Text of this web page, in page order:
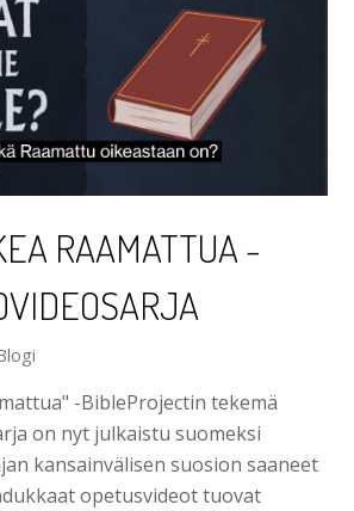
RAAMATTUA -
-BibleProjectin tekemä
on nyt julkaistu suomeksi
kansainvälisen suosion saaneet
opetusvideot tuovat